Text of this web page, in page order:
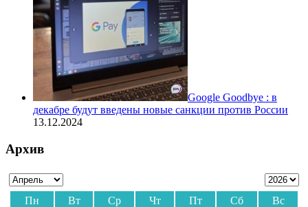
Google Goodbye : в
декабре будут введены новые санкции против России
13.12.2024
Архив
Пн Вт Ср Чт Пт Сб
Вс